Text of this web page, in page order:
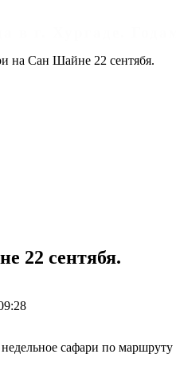
на Сан Шайне 22 сентябя.
22 сентябя.
сафари по